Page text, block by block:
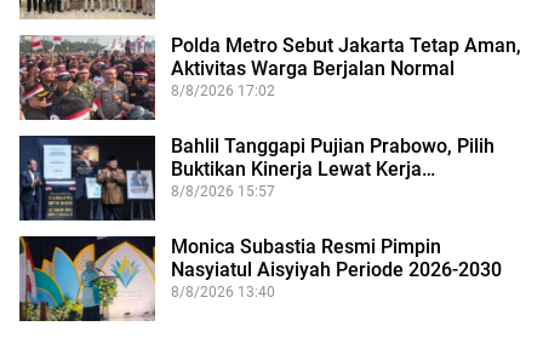
Polda Metro Sebut Jakarta Tetap Aman,
Aktivitas Warga Berjalan Normal
8/8/2026 17:02
Bahlil Tanggapi Pujian Prabowo, Pilih
Buktikan Kinerja Lewat Kerja…
8/8/2026 15:57
Monica Subastia Resmi Pimpin
Nasyiatul Aisyiyah Periode 2026-2030
8/8/2026 13:40